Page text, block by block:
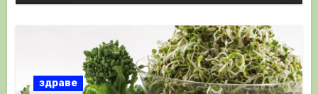
здраве